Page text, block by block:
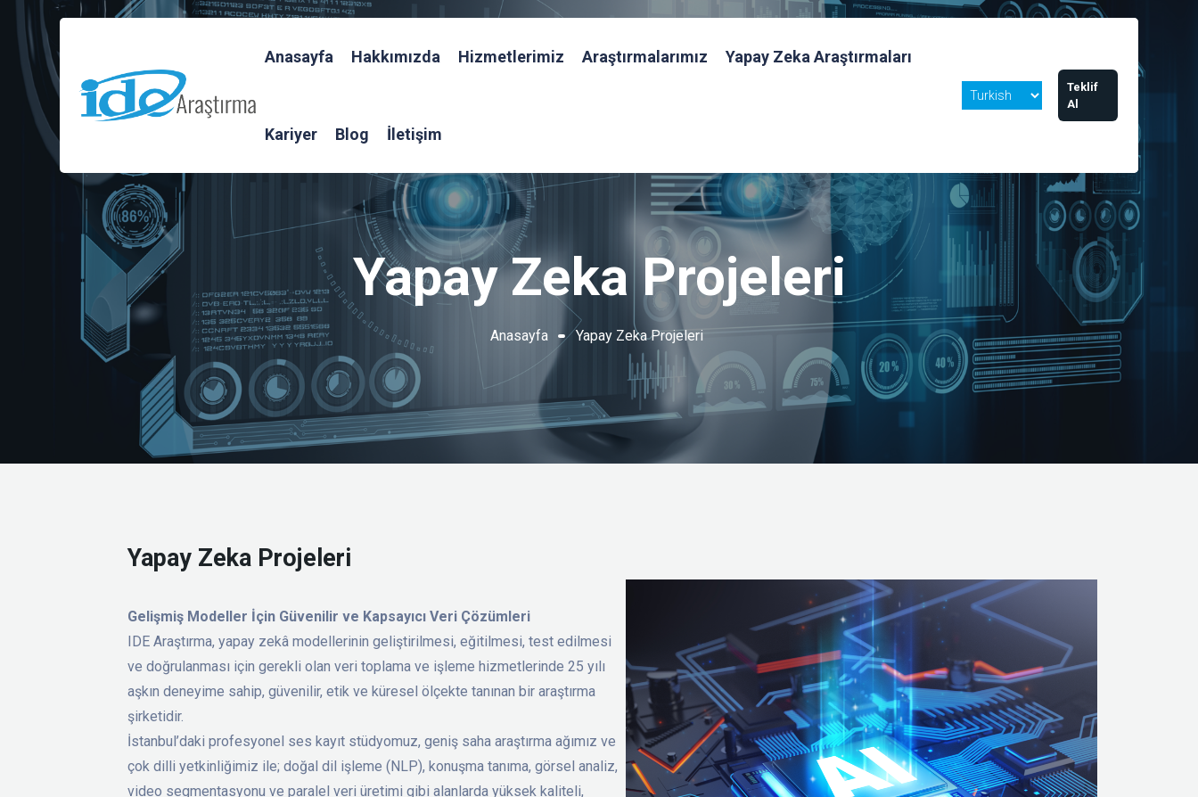
Anasayfa Hakkımızda Hizmetlerimiz Araştırmalarımız Yapay Zeka Araştırmaları
Kariyer Blog İletişim
Teklif
Al
Yapay Zeka Projeleri
Anasayfa Yapay Zeka Projeleri
Yapay Zeka Projeleri
Gelişmiş Modeller İçin Güvenilir ve Kapsayıcı Veri Çözümleri
IDE Araştırma, yapay zekâ modellerinin geliştirilmesi, eğitilmesi, test edilmesi
ve doğrulanması için gerekli olan veri toplama ve işleme hizmetlerinde 25 yılı
aşkın deneyime sahip, güvenilir, etik ve küresel ölçekte tanınan bir araştırma
şirketidir.
İstanbul’daki profesyonel ses kayıt stüdyomuz, geniş saha araştırma ağımız ve
çok dilli yetkinliğimiz ile; doğal dil işleme (NLP), konuşma tanıma, görsel analiz,
video segmentasyonu ve paralel veri üretimi gibi alanlarda yüksek kaliteli,